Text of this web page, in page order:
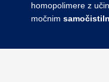
homopolimere z
močnim